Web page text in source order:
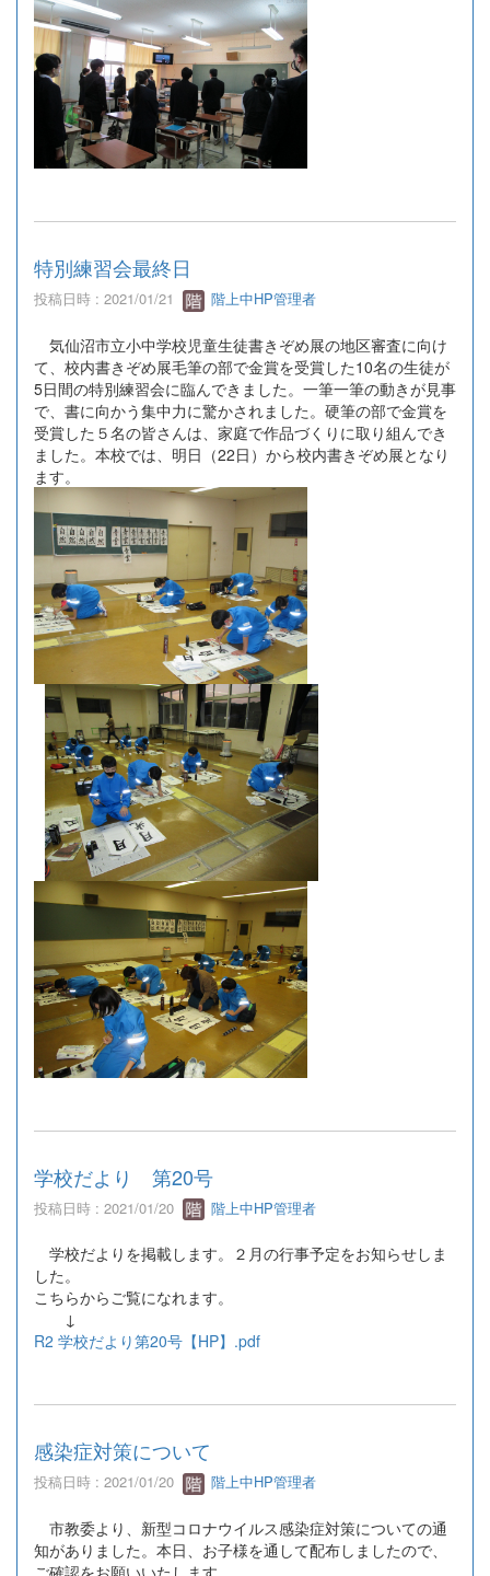
特別練習会最終日
投稿日時 : 2021/01/21 階上中HP管理者
気仙沼市立小中学校児童生徒書きぞめ展の地区審査に向け
て、校内書きぞめ展毛筆の部で金賞を受賞した10名の生徒が
5日間の特別練習会に臨んできました。一筆一筆の動きが見事
で、書に向かう集中力に驚かされました。硬筆の部で金賞を
受賞した５名の皆さんは、家庭で作品づくりに取り組んでき
ました。本校では、明日（22日）から校内書きぞめ展となり
ます。
学校だより 第20号
投稿日時 : 2021/01/20 階上中HP管理者
学校だよりを掲載します。２月の行事予定をお知らせしま
した。
こちらからご覧になれます。
↓
R2 学校だより第20号【HP】.pdf
感染症対策について
投稿日時 : 2021/01/20 階上中HP管理者
市教委より、新型コロナウイルス感染症対策についての通
知がありました。本日、お子様を通して配布しましたので、
ご確認をお願いいたします。